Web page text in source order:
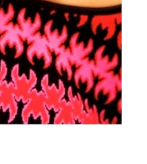
ed